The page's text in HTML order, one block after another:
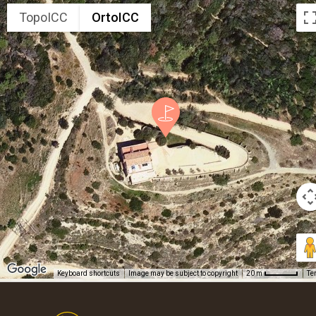
TopoICC OrtoICC
Keyboard shortcuts Image may be subject to copyright 20 m